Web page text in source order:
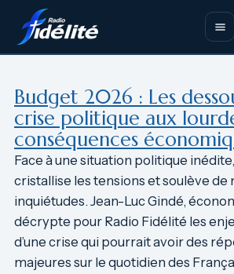
contenu
Budget 2026 : Les
crise politique aux
conséquences
Face à une situation politique
cristallise les tensions et soulève de
inquiétudes. Jean-Luc Gindé,
décrypte pour Radio Fidélité les
d’une crise qui pourrait avoir des
majeures sur le quotidien des